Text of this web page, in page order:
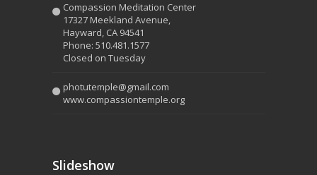
Compassion Meditation Center
17327 Meekland Avenue,
Hayward, CA 94541
Phone: 510.481.1577
Closed on Tuesday
photutemple@gmail.com
www.compassiontemple.org
Slideshow